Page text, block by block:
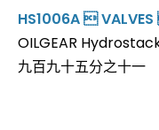
HS1006A 
OILGEAR
九百九十五分之十一